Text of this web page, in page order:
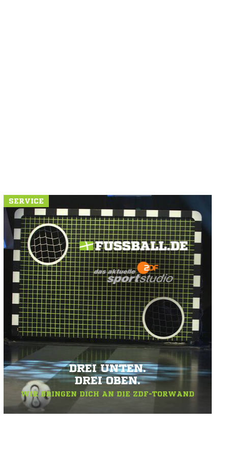
SERVICE
DREI UNTEN.
DREI OBEN.
WIR BRINGEN DICH AN DIE ZDF-TORWAND